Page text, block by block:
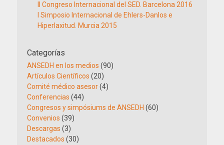
II Congreso Internacional del SED. Barcelona 2016
I Simposio Internacional de Ehlers-Danlos e
Hiperlaxitud. Murcia 2015
Categorías
ANSEDH en los medios (90)
Artículos Científicos (20)
Comité médico asesor(4)
Conferencias (44)
Congresos y simpósiums de ANSEDH (60)
Convenios (39)
Descargas (3)
Destacados (30)